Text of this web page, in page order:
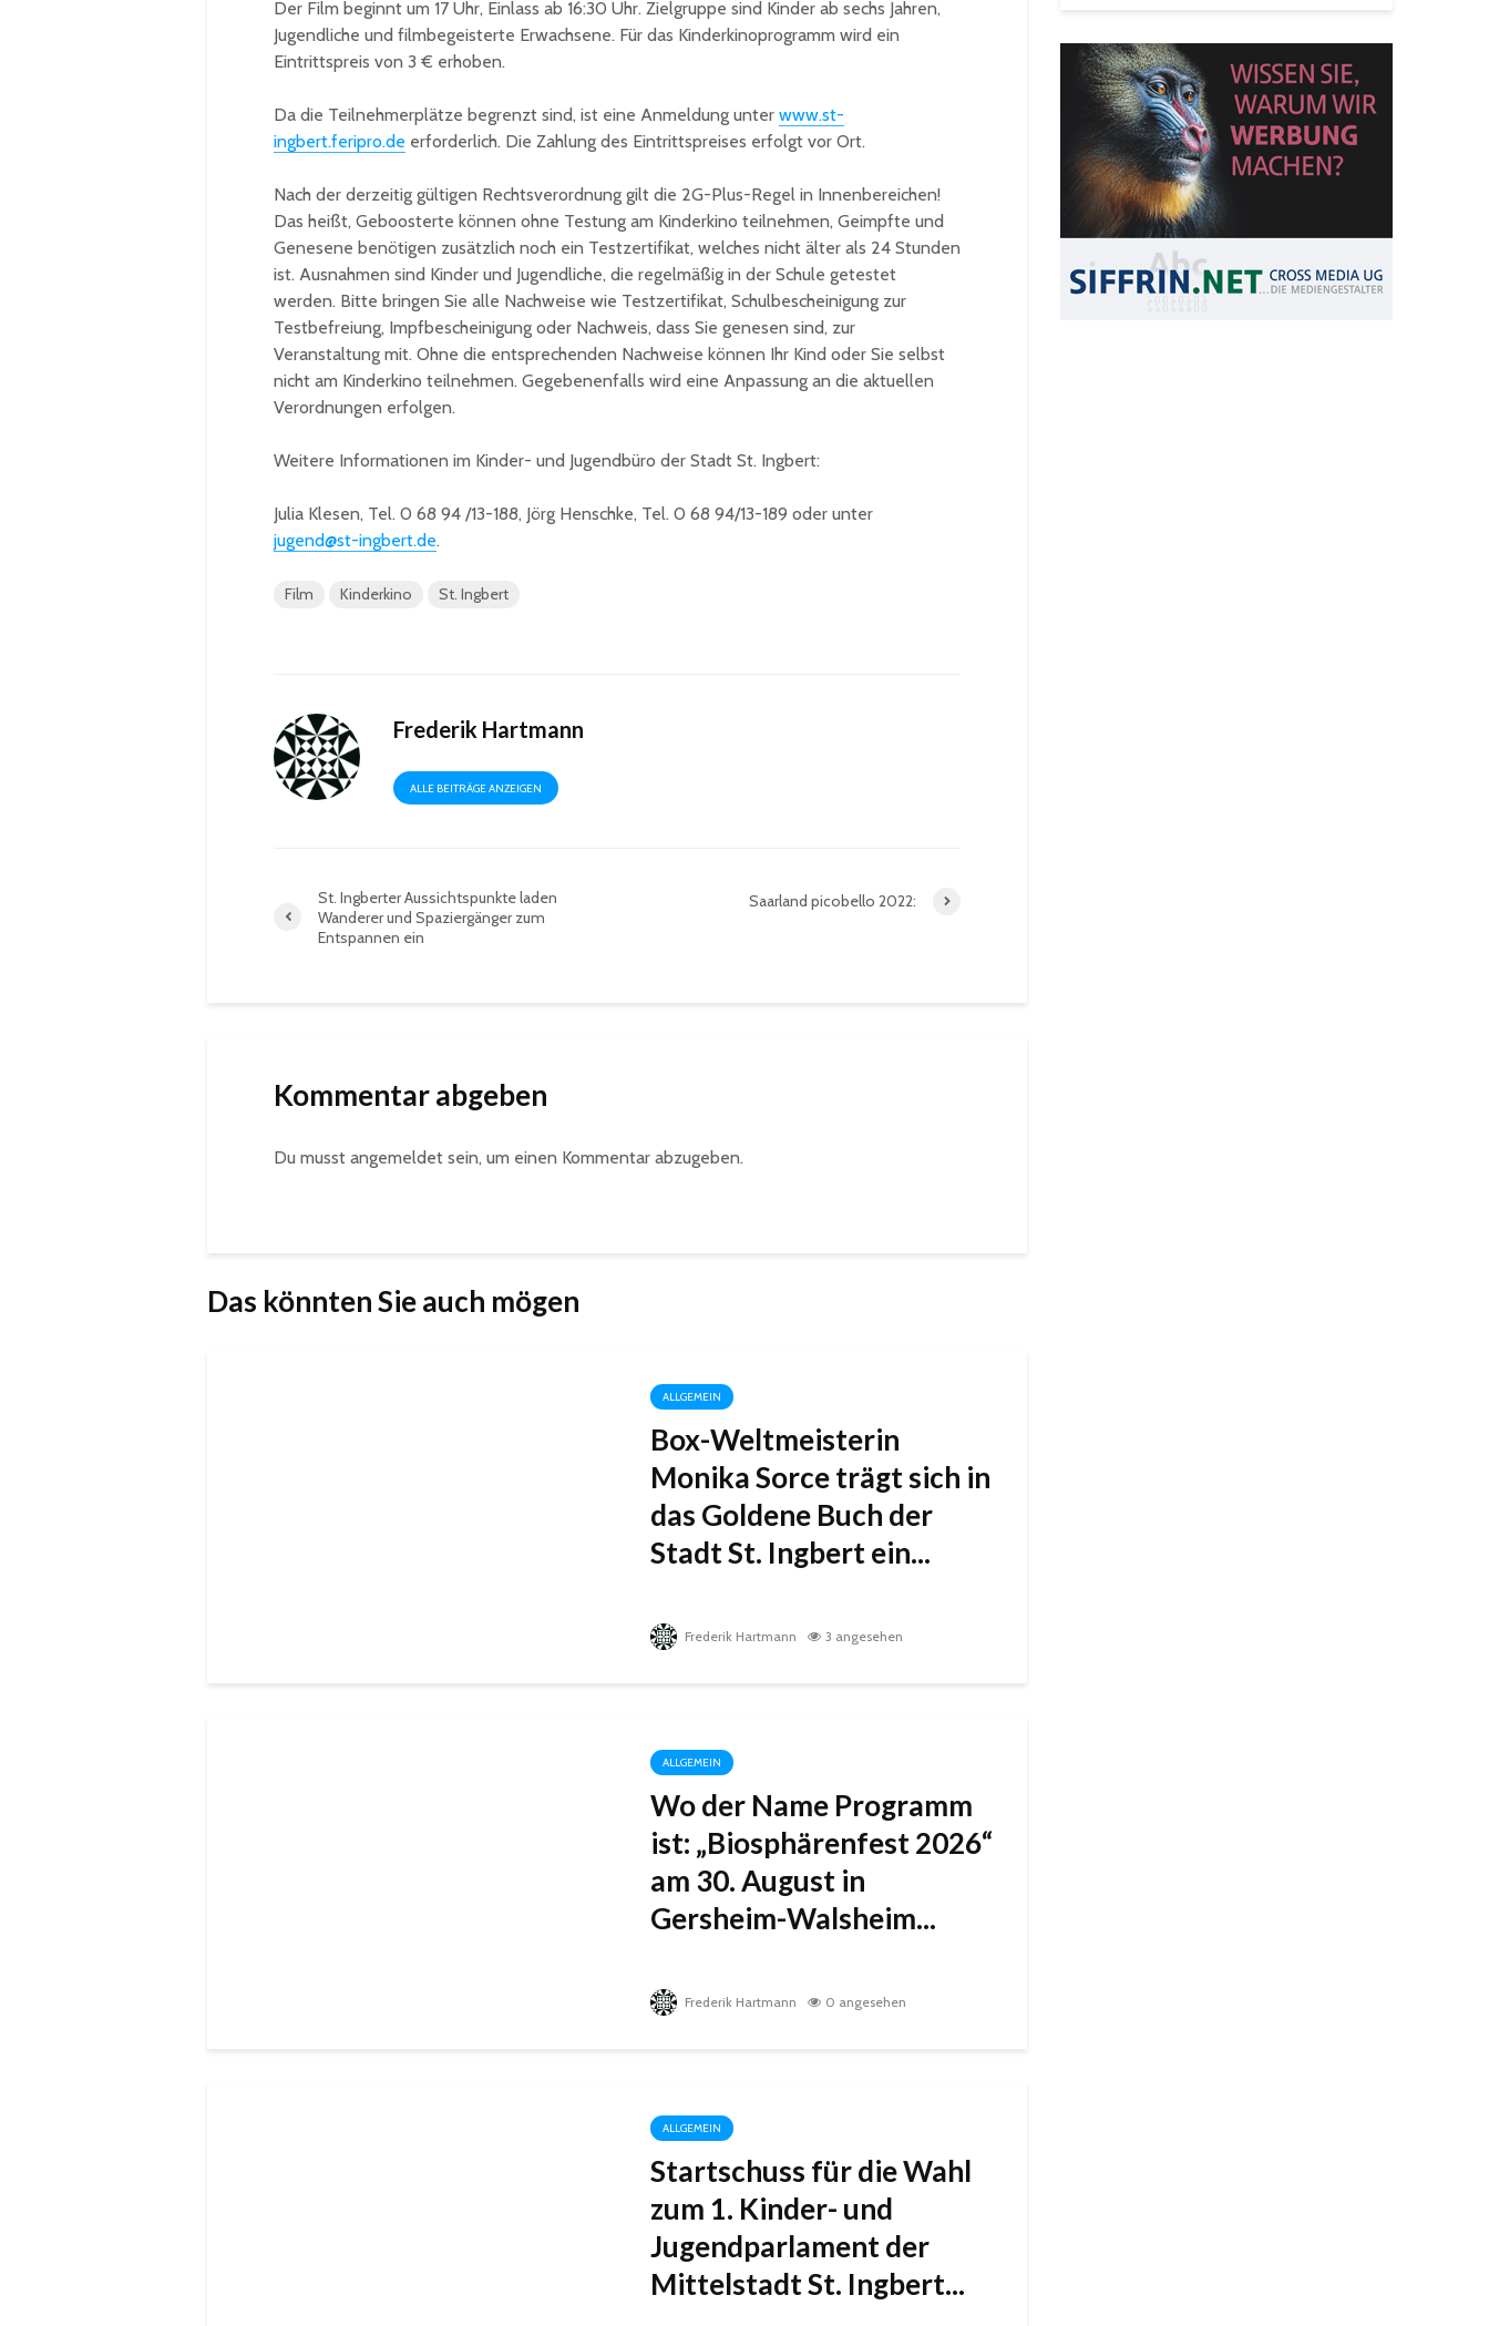
Der Film beginnt um 17 Uhr, Einlass ab 16:30 Uhr. Zielgruppe sind Kinder ab sechs Jahren,
Jugendliche und filmbegeisterte Erwachsene. Für das Kinderkinoprogramm wird ein
Eintrittspreis von 3 € erhoben.
Da die Teilnehmerplätze begrenzt sind, ist eine Anmeldung unter www.st-
ingbert.feripro.de erforderlich. Die Zahlung des Eintrittspreises erfolgt vor Ort.
Nach der derzeitig gültigen Rechtsverordnung gilt die 2G-Plus-Regel in Innenbereichen!
Das heißt, Geboosterte können ohne Testung am Kinderkino teilnehmen, Geimpfte und
Genesene benötigen zusätzlich noch ein Testzertifikat, welches nicht älter als 24 Stunden
ist. Ausnahmen sind Kinder und Jugendliche, die regelmäßig in der Schule getestet
werden. Bitte bringen Sie alle Nachweise wie Testzertifikat, Schulbescheinigung zur
Testbefreiung, Impfbescheinigung oder Nachweis, dass Sie genesen sind, zur
Veranstaltung mit. Ohne die entsprechenden Nachweise können Ihr Kind oder Sie selbst
nicht am Kinderkino teilnehmen. Gegebenenfalls wird eine Anpassung an die aktuellen
Verordnungen erfolgen.
Weitere Informationen im Kinder- und Jugendbüro der Stadt St. Ingbert:
Julia Klesen, Tel. 0 68 94 /13-188, Jörg Henschke, Tel. 0 68 94/13-189 oder unter
jugend@st-ingbert.de.
Film Kinderkino St. Ingbert
Frederik Hartmann
ALLE BEITRÄGE ANZEIGEN
St. Ingberter Aussichtspunkte laden
Wanderer und Spaziergänger zum
Entspannen ein
Saarland picobello 2022:
Kommentar abgeben
Du musst angemeldet sein, um einen Kommentar abzugeben.
Das könnten Sie auch mögen
ALLGEMEIN
Box-Weltmeisterin
Monika Sorce trägt sich in
das Goldene Buch der
Stadt St. Ingbert ein...
Frederik Hartmann 3 angesehen
ALLGEMEIN
Wo der Name Programm
ist: „Biosphärenfest 2026“
am 30. August in
Gersheim-Walsheim...
Frederik Hartmann 0 angesehen
ALLGEMEIN
Startschuss für die Wahl
zum 1. Kinder- und
Jugendparlament der
Mittelstadt St. Ingbert...